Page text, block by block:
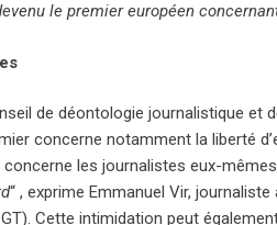
le premier européen
de déontologie journalistique et
concerne notamment la liberté
les journalistes eux-
“ , exprime Emmanuel Vir, journaliste
Cette intimidation peut